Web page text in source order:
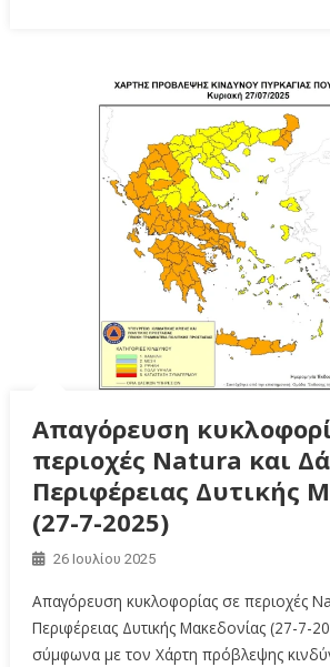
Απαγόρευση
περιοχές Natura και
Περιφέρειας Δυτικής
(27-7-2025)
26 Ιουλίου 2025
Απαγόρευση κυκλοφορίας σε περιοχές
Περιφέρειας Δυτικής Μακεδονίας (27-7-
σύμφωνα με τον Χάρτη πρόβλεψης